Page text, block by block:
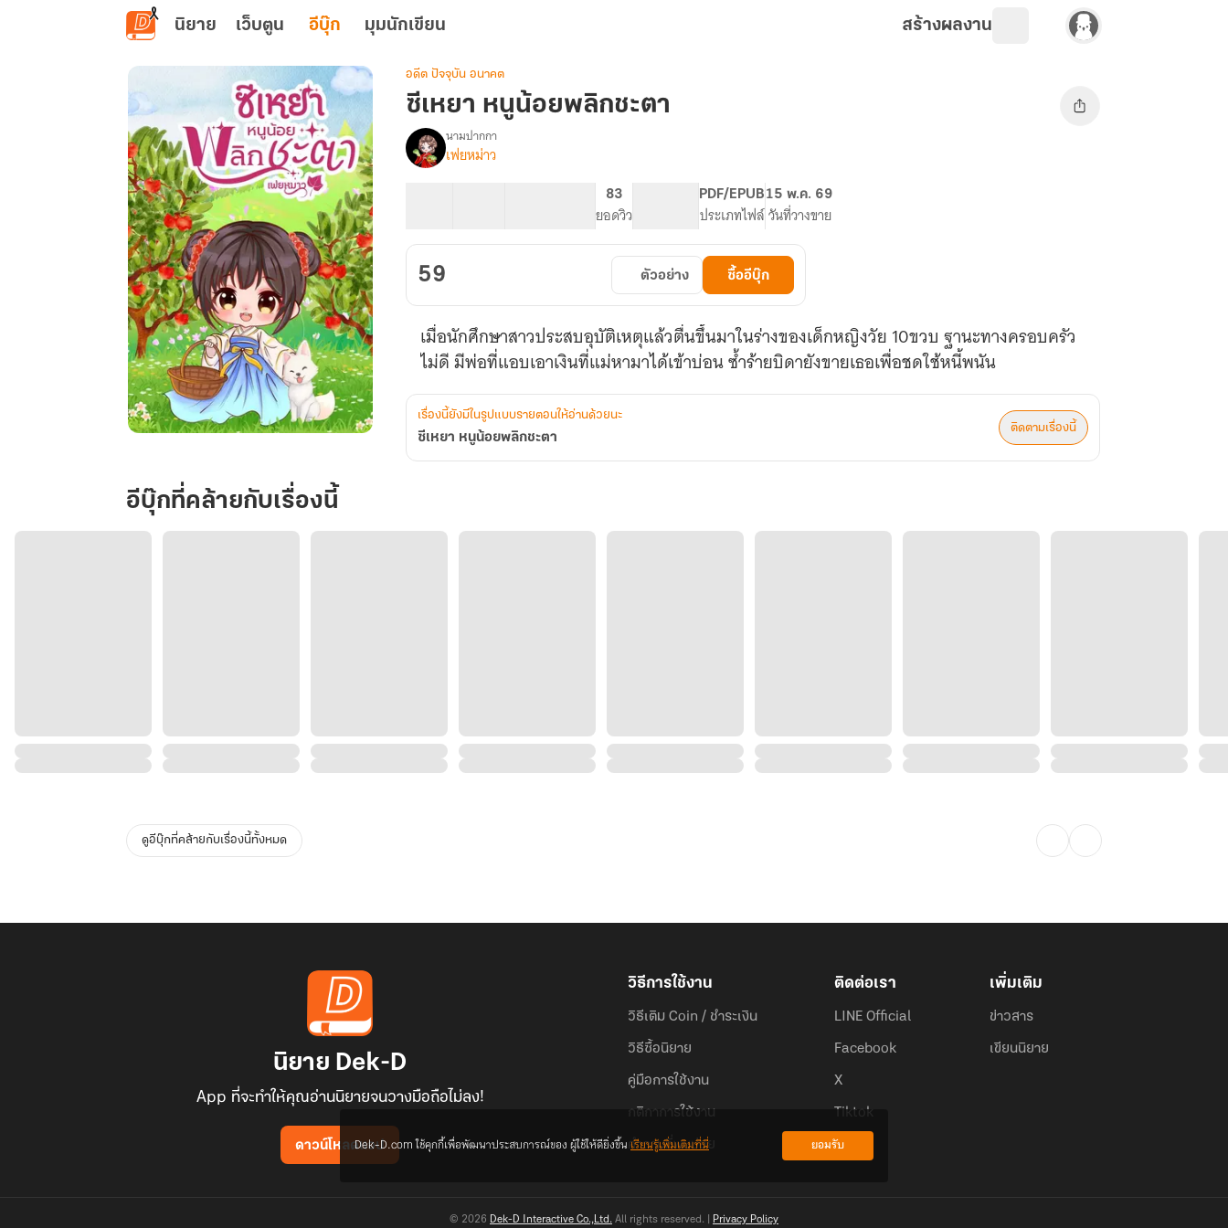
ข้ามไปยังเนื้อหาหลัก
นิยาย เว็บตูน อีบุ๊ก มุมนักเขียน สร้างผลงาน
หนู
น้อย
พลิก
อดีต ปัจจุบัน อนาคต
ซีเหยา หนูน้อยพลิกชะตา
เรื่อง
ซี
พลิก
ชะตา
นามปากกา
เฟยหม่าว
83
ยอดวิว
PDF/EPUB
ประเภทไฟล์
15 พ.ค. 69
วันที่วางขาย
59 ตัวอย่าง ซื้ออีบุ๊ก
เมื่อนักศึกษาสาวประสบอุบัติเหตุแล้วตื่นขึ้นมาในร่างของเด็กหญิงวัย 10ขวบ ฐานะทางครอบครัว
ไม่ดี มีพ่อที่แอบเอาเงินที่แม่หามาได้เข้าบ่อน ซ้ำร้ายบิดายังขายเธอเพื่อชดใช้หนี้พนัน
เรื่องนี้ยังมีในรูปแบบรายตอนให้อ่านด้วยนะ
ซีเหยา หนูน้อยพลิกชะตา
ติดตามเรื่องนี้
อีบุ๊กที่คล้ายกับเรื่องนี้
ดูอีบุ๊กที่คล้ายกับเรื่องนี้ทั้งหมด
นิยาย Dek-D
App ที่จะทำให้คุณอ่านนิยายจนวางมือถือไม่ลง!
ดาวน์โหลดแอป
วิธีการใช้งาน
วิธีเติม Coin / ชำระเงิน
วิธีซื้อนิยาย
คู่มือการใช้งาน
กติกาการใช้งาน
คำถามที่พบบ่อย
ติดต่อเรา
LINE Official
Facebook
X
Tiktok
เพิ่มเติม
ข่าวสาร
เขียนนิยาย
© 2026 Dek-D Interactive Co.,Ltd. All rights reserved. | Privacy Policy
Dek-D.com ใช้คุกกี้เพื่อพัฒนาประสบการณ์ของ ผู้ใช้ให้ดียิ่งขึ้นเรียนรู้เพิ่มเติมที่นี่ ยอมรับ